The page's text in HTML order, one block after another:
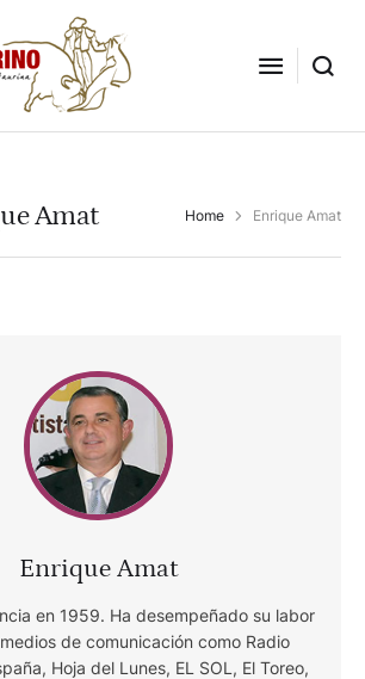
Amat Home Enrique Amat
Enrique Amat
en 1959. Ha desempeñado su labor
de comunicación como Radio
Hoja del Lunes, EL SOL, El Toreo,